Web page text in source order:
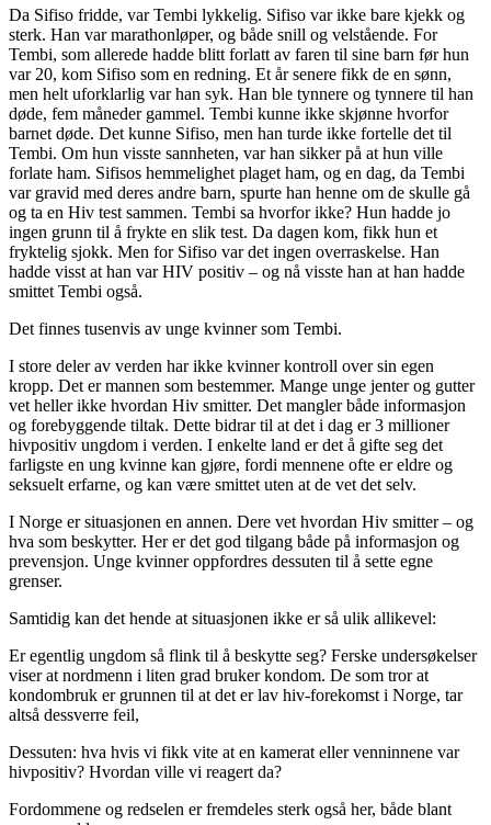
Da Sifiso fridde, var Tembi lykkelig. Sifiso var ikke bare kjekk og
sterk. Han var marathonløper, og både snill og velstående. For
Tembi, som allerede hadde blitt forlatt av faren til sine barn før hun
var 20, kom Sifiso som en redning. Et år senere fikk de en sønn,
men helt uforklarlig var han syk. Han ble tynnere og tynnere til han
døde, fem måneder gammel. Tembi kunne ikke skjønne hvorfor
barnet døde. Det kunne Sifiso, men han turde ikke fortelle det til
Tembi. Om hun visste sannheten, var han sikker på at hun ville
forlate ham. Sifisos hemmelighet plaget ham, og en dag, da Tembi
var gravid med deres andre barn, spurte han henne om de skulle gå
og ta en Hiv test sammen. Tembi sa hvorfor ikke? Hun hadde jo
ingen grunn til å frykte en slik test. Da dagen kom, fikk hun et
fryktelig sjokk. Men for Sifiso var det ingen overraskelse. Han
hadde visst at han var HIV positiv – og nå visste han at han hadde
smittet Tembi også.
Det finnes tusenvis av unge kvinner som Tembi.
I store deler av verden har ikke kvinner kontroll over sin egen
kropp. Det er mannen som bestemmer. Mange unge jenter og gutter
vet heller ikke hvordan Hiv smitter. Det mangler både informasjon
og forebyggende tiltak. Dette bidrar til at det i dag er 3 millioner
hivpositiv ungdom i verden. I enkelte land er det å gifte seg det
farligste en ung kvinne kan gjøre, fordi mennene ofte er eldre og
seksuelt erfarne, og kan være smittet uten at de vet det selv.
I Norge er situasjonen en annen. Dere vet hvordan Hiv smitter – og
hva som beskytter. Her er det god tilgang både på informasjon og
prevensjon. Unge kvinner oppfordres dessuten til å sette egne
grenser.
Samtidig kan det hende at situasjonen ikke er så ulik allikevel:
Er egentlig ungdom så flink til å beskytte seg? Ferske undersøkelser
viser at nordmenn i liten grad bruker kondom. De som tror at
kondombruk er grunnen til at det er lav hiv-forekomst i Norge, tar
altså dessverre feil,
Dessuten: hva hvis vi fikk vite at en kamerat eller venninnene var
hivpositiv? Hvordan ville vi reagert da?
Fordommene og redselen er fremdeles sterk også her, både blant